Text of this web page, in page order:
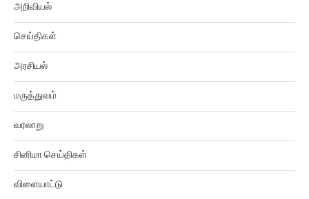
அறிவியல்
செய்திகள்
அரசியல்
மருத்துவம்
வரலாறு
சினிமா செய்திகள்
விளையாட்டு